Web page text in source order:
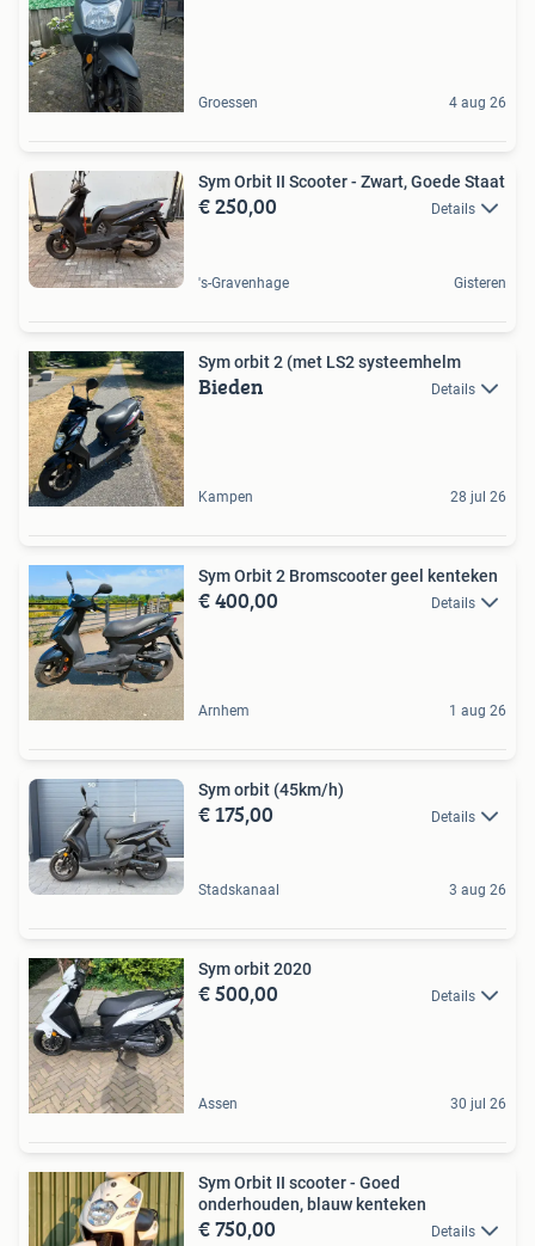
Groessen 4 aug 26
Sym Orbit II Scooter - Zwart, Goede Staat
€ 250,00 Details
's-Gravenhage Gisteren
Sym orbit 2 (met LS2 systeemhelm
Bieden Details
Kampen 28 jul 26
Sym Orbit 2 Bromscooter geel kenteken
€ 400,00 Details
Arnhem 1 aug 26
Sym orbit (45km/h)
€ 175,00 Details
Stadskanaal 3 aug 26
Sym orbit 2020
€ 500,00 Details
Assen 30 jul 26
Sym Orbit II scooter - Goed
onderhouden, blauw kenteken
€ 750,00 Details